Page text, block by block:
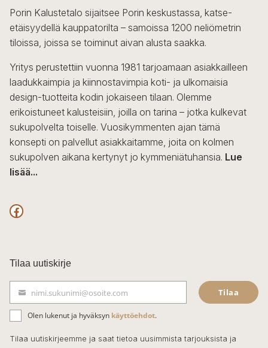
Porin Kalustetalo sijaitsee Porin keskustassa, katse-
etäisyydellä kauppatorilta – samoissa 1200 neliömetrin
tiloissa, joissa se toiminut aivan alusta saakka.
Yritys perustettiin vuonna 1981 tarjoamaan asiakkailleen
laadukkaimpia ja kiinnostavimpia koti- ja ulkomaisia
design-tuotteita kodin jokaiseen tilaan. Olemme
erikoistuneet kalusteisiin, joilla on tarina – jotka kulkevat
sukupolvelta toiselle. Vuosikymmenten ajan tämä
konsepti on palvellut asiakkaitamme, joita on kolmen
sukupolven aikana kertynyt jo kymmeniätuhansia. Lue
lisää...
F
c
e
b
o
o
Tilaa uutiskirje
ä
h
k
nimi.sukunimi@osoite.com Tilaa
Olen lukenut ja hyväksyn käyttöehdot.
Tilaa uutiskirjeemme ja saat tietoa uusimmista tarjouksista ja